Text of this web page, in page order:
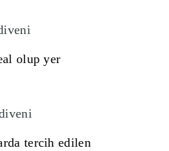
olup yer
tercih edilen